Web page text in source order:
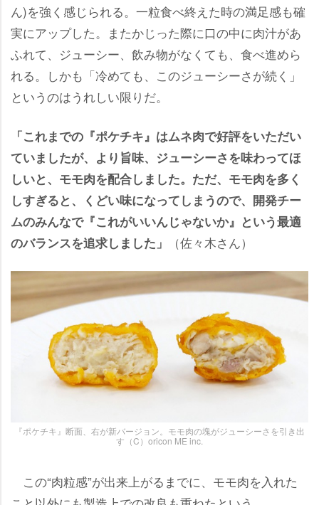
ん)を強く感じられる。一粒食べ終えた時の満足感も確
実にアップした。またかじった際に口の中に肉汁があ
ふれて、ジューシー、飲み物がなくても、食べ進めら
れる。しかも「冷めても、このジューシーさが続く」
というのはうれしい限りだ。
「これまでの『ポケチキ』はムネ肉で好評をいただい
ていましたが、より旨味、ジューシーさを味わってほ
しいと、モモ肉を配合しました。ただ、モモ肉を多く
しすぎると、くどい味になってしまうので、開発チー
ムのみんなで『これがいいんじゃないか』という最適
のバランスを追求しました」
（佐々木さん）
『ポケチキ』断面、右が新バージョン。モモ肉の塊がジューシーさを引き出
す（C）oricon ME inc.
この“肉粒感”が出来上がるまでに、モモ肉を入れた